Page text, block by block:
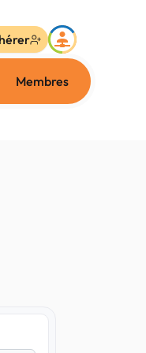
Membres